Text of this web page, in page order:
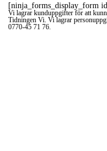
[ninja_forms_display_form
Vi lagrar kunduppgifter för att
Tidningen Vi. Vi lagrar
0770-45 71 76.